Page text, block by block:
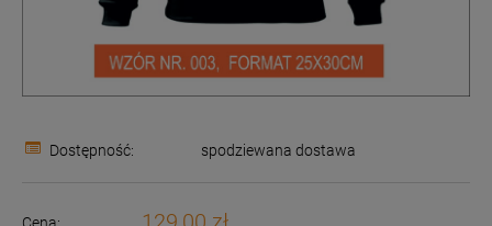
Dostępność: spodziewana dostawa
Cena: